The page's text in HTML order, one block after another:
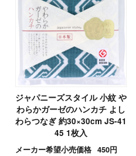
ジャパニーズスタイル 小紋 や
わらかガーゼのハンカチ よし
わらつなぎ 約30×30cm JS-41
45 1枚入
メーカー希望小売価格 450円